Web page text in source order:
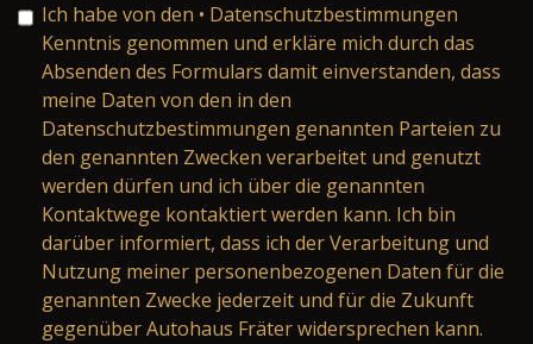
Ich habe von den • Datenschutzbestimmungen
Kenntnis genommen und erkläre mich durch das
Absenden des Formulars damit einverstanden, dass
meine Daten von den in den
Datenschutzbestimmungen genannten Parteien zu
den genannten Zwecken verarbeitet und genutzt
werden dürfen und ich über die genannten
Kontaktwege kontaktiert werden kann. Ich bin
darüber informiert, dass ich der Verarbeitung und
Nutzung meiner personenbezogenen Daten für die
genannten Zwecke jederzeit und für die Zukunft
gegenüber Autohaus Fräter widersprechen kann.